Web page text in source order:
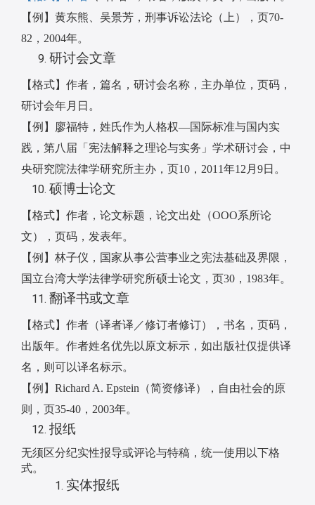
【例】黄东熊、吴景芳，刑事诉讼法论（上），页70-
82 ， 2004年。
研讨会文章
【格式】作者，篇名，研讨会名称，主办单位，页码，
研讨会年月日。
【例】廖福特，姓氏作为人格权—国际标准与国内实
践，第八届「宪法解释之理论与实务」学术研讨会，中
央研究院法律学研究所主办，页10 ， 2011年12 月 9日。
硕博士论文
【格式】作者，论文标题，论文出处（OOO系所论
文），页码，发表年。
【例】林子仪，国家从事公营事业之宪法基础及界限，
国立台湾大学法律学研究所硕士论文，页30 ， 1983年。
翻译书或文章
【格式】作者（译者译／修订者修订），书名，页码，
出版年。作者姓名优先以原文标示，如出版社仅提供译
名，则可以译名标示。
【例】 Richard A. Epstein （简资修译），自由社会的原
则，页35-40 ， 2003年。
报纸
无须区分纪实性报导或评论与特稿，统一使用以下格
式。
实体报纸